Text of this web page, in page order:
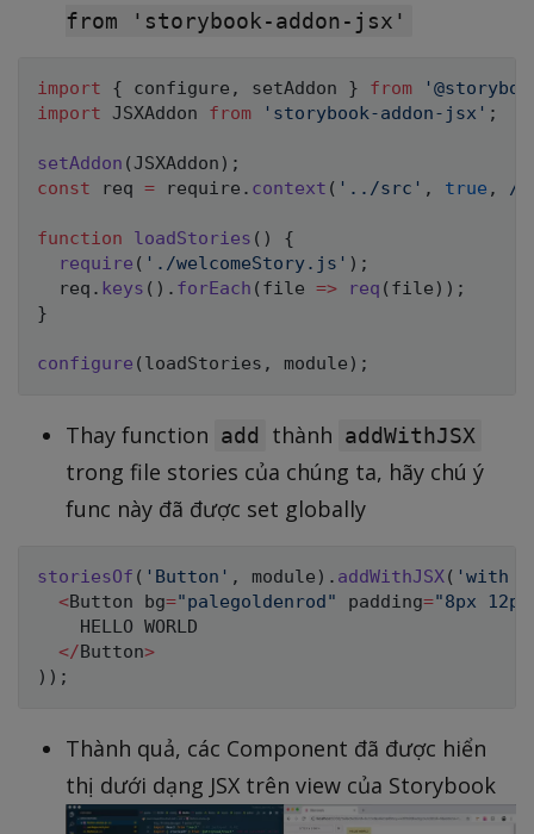
from 'storybook-addon-jsx'
import { configure , setAddon } from
import JSXAddon from 'storybook-addon-jsx' ;
setAddon ( JSXAddon ) ;
const req = require . context ( '../src' , true , /
function loadStories ( )
{
require ( './welcomeStory.js' ) ;
  req
. keys ( ) . forEach ( file => req ( file ) ) ;
}
configure ( loadStories , module ) ;
Thay function add thành addWithJSX
trong file stories của chúng ta, hãy chú ý
func này đã được set globally
storiesOf ( 'Button' , module ) . addWithJSX( 'with
<Button bg="palegoldenrod" padding="8px
HELLO WORLD
</Button>
) ) ;
Thành quả, các Component đã được hiển
thị dưới dạng JSX trên view của Storybook